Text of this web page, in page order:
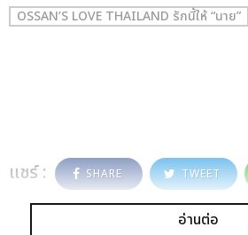
OSSAN’S LOVE THAILAND รักนี้ให้ “นาย”
แชร์ : SHARE TWEET
อ่านต่อ